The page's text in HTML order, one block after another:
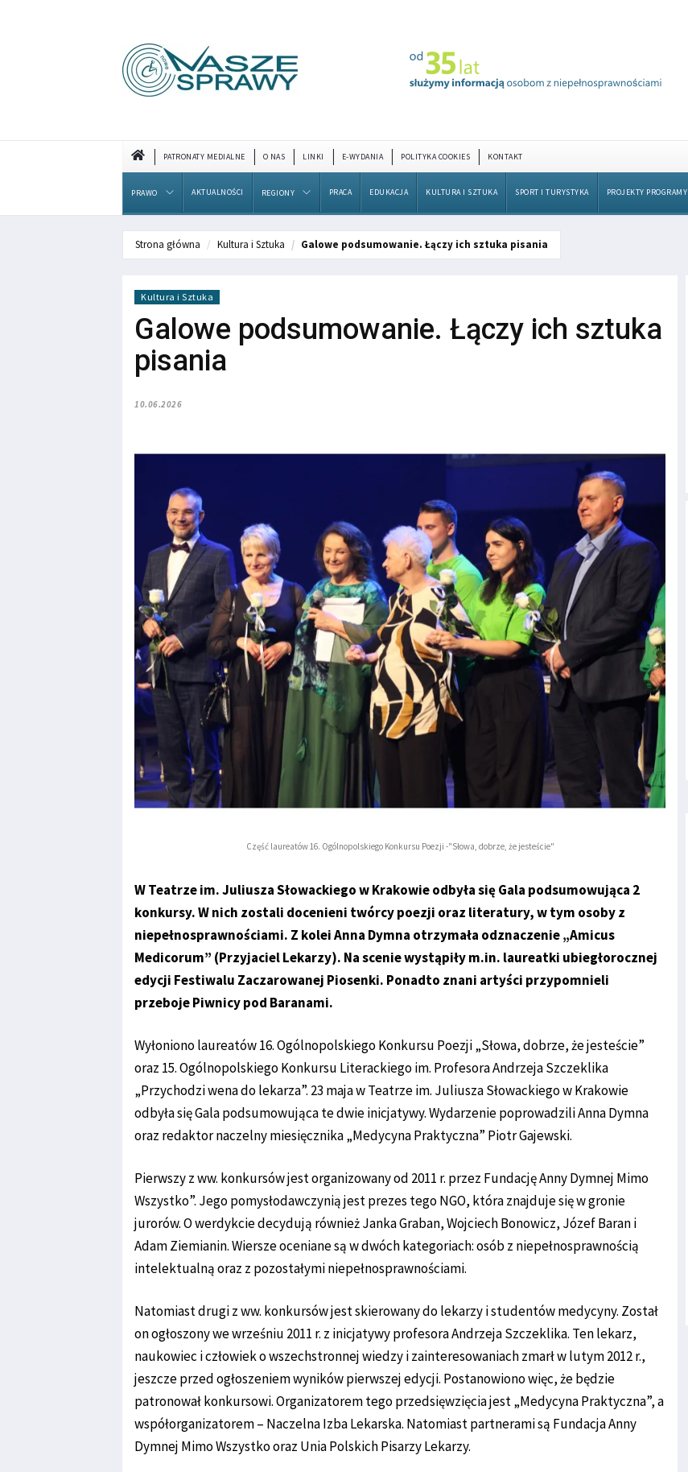
PATRONATY MEDIALNE O NAS LINKI E-WYDANIA POLITYKA COOKIES KONTAKT
PRAWO AKTUALNOŚCI REGIONY PRACA EDUKACJA KULTURA I SZTUKA SPORT I TURYSTYKA PROJEKTY PROGRAMY
Strona główna Kultura i Sztuka Galowe podsumowanie. Łączy ich sztuka pisania
Kultura i Sztuka
Galowe podsumowanie. Łączy ich sztuka
pisania
10.06.2026
Część laureatów 16. Ogólnopolskiego Konkursu Poezji -"Słowa, dobrze, że jesteście"
W Teatrze im. Juliusza Słowackiego w Krakowie odbyła się Gala podsumowująca 2
konkursy. W nich zostali docenieni twórcy poezji oraz literatury, w tym osoby z
niepełnosprawnościami. Z kolei Anna Dymna otrzymała odznaczenie „Amicus
Medicorum” (Przyjaciel Lekarzy). Na scenie wystąpiły m.in. laureatki ubiegłorocznej
edycji Festiwalu Zaczarowanej Piosenki. Ponadto znani artyści przypomnieli
przeboje Piwnicy pod Baranami.
Wyłoniono laureatów 16. Ogólnopolskiego Konkursu Poezji „Słowa, dobrze, że jesteście”
oraz 15. Ogólnopolskiego Konkursu Literackiego im. Profesora Andrzeja Szczeklika
„Przychodzi wena do lekarza”. 23 maja w Teatrze im. Juliusza Słowackiego w Krakowie
odbyła się Gala podsumowująca te dwie inicjatywy. Wydarzenie poprowadzili Anna Dymna
oraz redaktor naczelny miesięcznika „Medycyna Praktyczna” Piotr Gajewski.
Pierwszy z ww. konkursów jest organizowany od 2011 r. przez Fundację Anny Dymnej Mimo
Wszystko”. Jego pomysłodawczynią jest prezes tego NGO, która znajduje się w gronie
jurorów. O werdykcie decydują również Janka Graban, Wojciech Bonowicz, Józef Baran i
Adam Ziemianin. Wiersze oceniane są w dwóch kategoriach: osób z niepełnosprawnością
intelektualną oraz z pozostałymi niepełnosprawnościami.
Natomiast drugi z ww. konkursów jest skierowany do lekarzy i studentów medycyny. Został
on ogłoszony we wrześniu 2011 r. z inicjatywy profesora Andrzeja Szczeklika. Ten lekarz,
naukowiec i człowiek o wszechstronnej wiedzy i zainteresowaniach zmarł w lutym 2012 r.,
jeszcze przed ogłoszeniem wyników pierwszej edycji. Postanowiono więc, że będzie
patronował konkursowi. Organizatorem tego przedsięwzięcia jest „Medycyna Praktyczna”, a
współorganizatorem – Naczelna Izba Lekarska. Natomiast partnerami są Fundacja Anny
Dymnej Mimo Wszystko oraz Unia Polskich Pisarzy Lekarzy.